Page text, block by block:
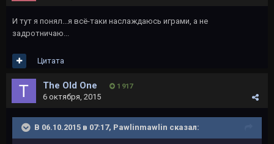
И тут я понял...я всё-таки наслаждаюсь играми, а не
задротничаю...
Цитата
The Old One 1 917
6 октября, 2015
В 06.10.2015 в 07:17, Pawlinmawlin сказал: